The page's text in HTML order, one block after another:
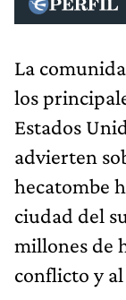
La
los
Estados
advierten
hecatombe
ciudad del
millones de
conflicto y